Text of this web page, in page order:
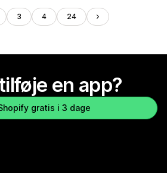
3 4 24
en app?
gratis i 3 dage